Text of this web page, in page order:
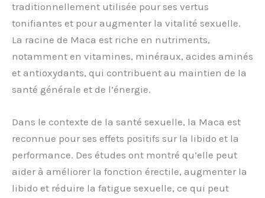
traditionnellement utilisée pour ses vertus
tonifiantes et pour augmenter la vitalité sexuelle.
La racine de Maca est riche en nutriments,
notamment en vitamines, minéraux, acides aminés
et antioxydants, qui contribuent au maintien de la
santé générale et de l’énergie.
Dans le contexte de la santé sexuelle, la Maca est
reconnue pour ses effets positifs sur la libido et la
performance. Des études ont montré qu’elle peut
aider à améliorer la fonction érectile, augmenter la
libido et réduire la fatigue sexuelle, ce qui peut